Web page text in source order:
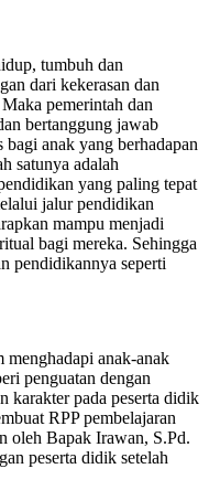
tumbuh dan
dari kekerasan dan
pemerintah dan
bertanggung jawab
anak yang berhadapan
satunya adalah
yang paling tepat
jalur pendidikan
mampu menjadi
bagi mereka. Sehingga
pendidikannya seperti
menghadapi anak-anak
penguatan dengan
karakter pada peserta didik
RPP pembelajaran
oleh Bapak Irawan, S.Pd.
peserta didik setelah